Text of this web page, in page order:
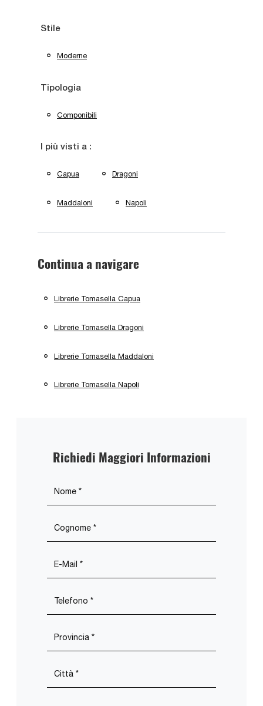
Stile
Moderne
Tipologia
Componibili
I più visti a :
Capua Dragoni
Maddaloni Napoli
Continua a navigare
Librerie Tomasella Capua
Librerie Tomasella Dragoni
Librerie Tomasella Maddaloni
Librerie Tomasella Napoli
Richiedi Maggiori Informazioni